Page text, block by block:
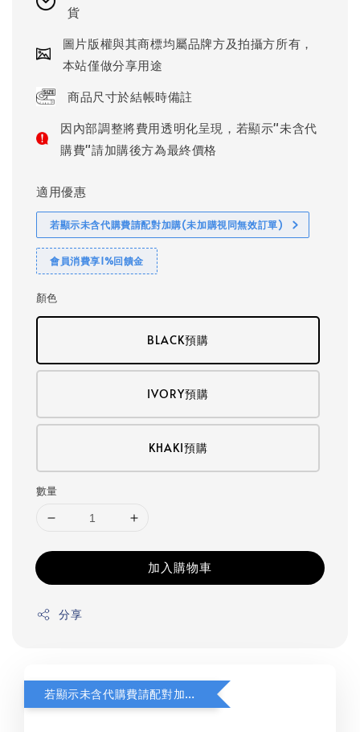
貨
圖片版權與其商標均屬品牌方及拍攝方所有，
本站僅做分享用途
商品尺寸於結帳時備註
因內部調整將費用透明化呈現，若顯示"未含代
購費"請加購後方為最終價格
適用優惠
若顯示未含代購費請配對加購(未加購視同無效訂單)
會員消費享1%回饋金
顏色
BLACK預購
IVORY預購
KHAKI預購
數量
加入購物車
分享
若顯示未含代購費請配對加購(未加購視同無效訂單)